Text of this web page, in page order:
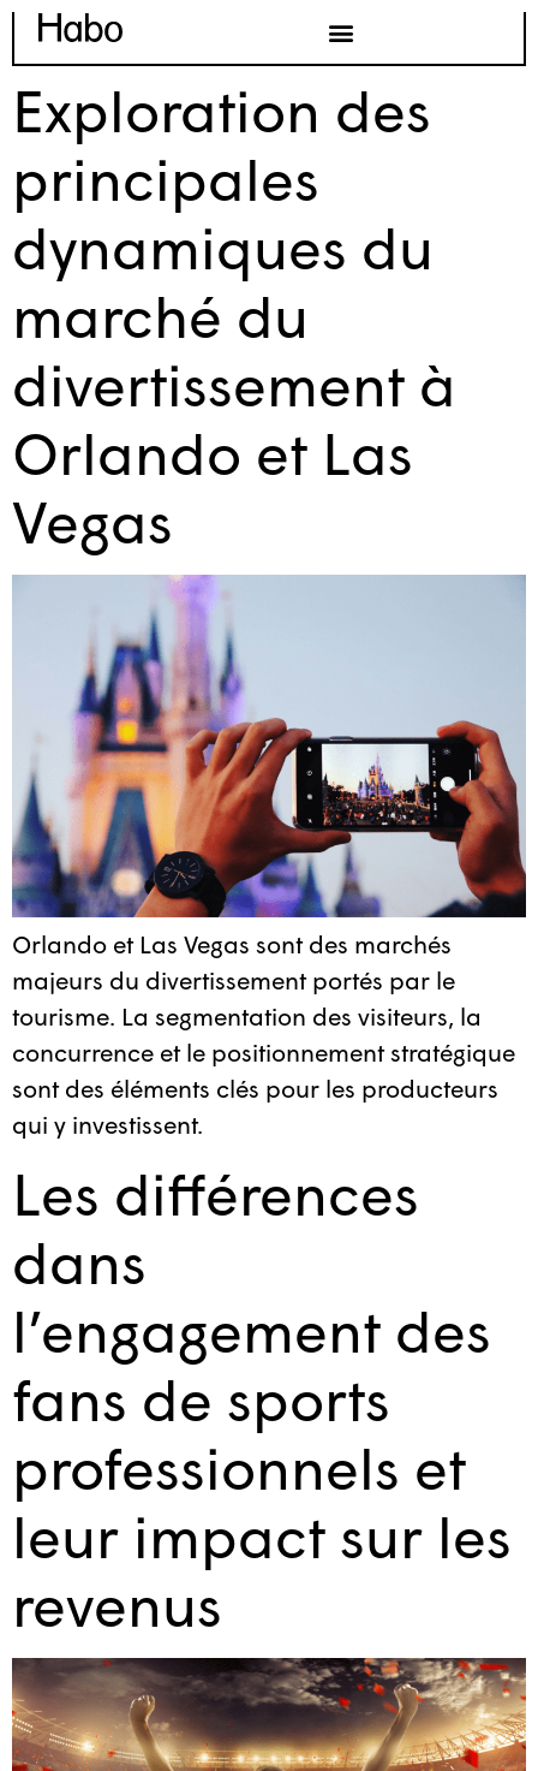
Exploration des
principales
dynamiques du
marché du
divertissement à
Orlando et Las
Vegas
Orlando et Las Vegas sont des marchés
majeurs du divertissement portés par le
tourisme. La segmentation des visiteurs, la
concurrence et le positionnement stratégique
sont des éléments clés pour les producteurs
qui y investissent.
Les différences
dans
l’engagement des
fans de sports
professionnels et
leur impact sur les
revenus